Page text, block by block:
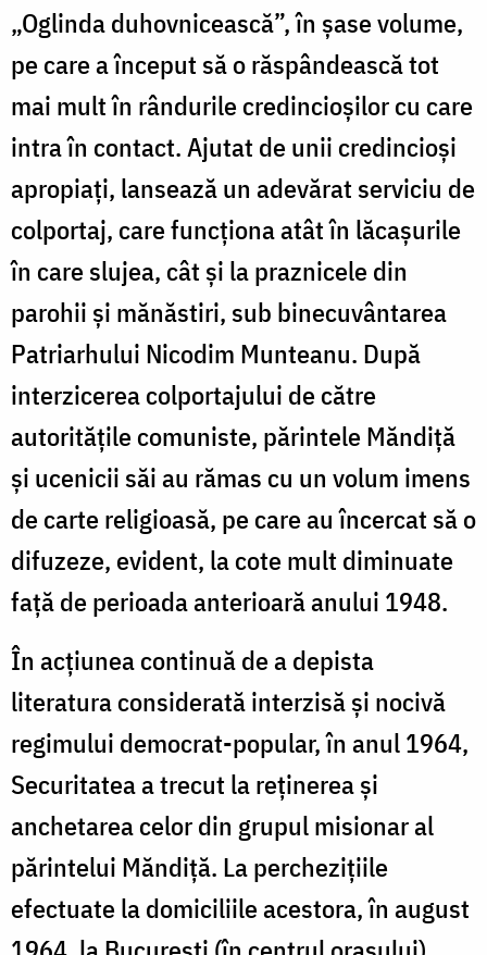
„Oglinda duhovnicească”, în șase volume,
pe care a început să o răspândească tot
mai mult în rândurile credincioșilor cu care
intra în contact. Ajutat de unii credincioși
apropiați, lansează un adevărat serviciu de
colportaj, care funcționa atât în lăcașurile
în care slujea, cât și la praznicele din
parohii și mănăstiri, sub binecuvântarea
Patriarhului Nicodim Munteanu. După
interzicerea colportajului de către
autoritățile comuniste, părintele Măndiță
și ucenicii săi au rămas cu un volum imens
de carte religioasă, pe care au încercat să o
difuzeze, evident, la cote mult diminuate
față de perioada anterioară anului 1948.
În acțiunea continuă de a depista
literatura considerată interzisă și nocivă
regimului democrat-popular, în anul 1964,
Securitatea a trecut la reținerea și
anchetarea celor din grupul misionar al
părintelui Măndiță. La perchezițiile
efectuate la domiciliile acestora, în august